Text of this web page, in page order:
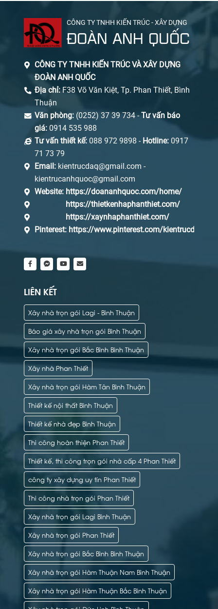
CÔNG TY TNHH KIẾN TRÚC - XÂY DỰNG
ĐOÀN ANH QUỐC
CÔNG TY TNHH KIẾN TRÚC VÀ XÂY DỰNG
ĐOÀN ANH QUỐC
Địa chỉ:F38 Võ Văn Kiệt, Tp. Phan Thiết, Bình
Thuận
Văn phòng: (0252) 37 39 734 -Tư vấn báo
giá: 0914 535 988
Tư vấn thiết kế: 088 972 9898 - Hotline: 0917
71 73 79
Email: kientrucdaq@gmail.com -
kientrucanhquoc@gmail.com
Website: https://doananhquoc.com/home/
https://thietkenhaphanthiet.com/
https://xaynhaphanthiet.com/
Pinterest: https://www.pinterest.com/kientrucdaq/
LIÊN KẾT
Xây nhà trọn gói Lagi - Bình Thuận
Báo giá xây nhà trọn gói Bình Thuận
Xây nhà trọn gói Bắc Bình Bình Thuận
Xây nhà Phan Thiết
Xây nhà trọn gói Hàm Tân Bình Thuận
Thiết kế nội thất Bình Thuận
Thiết kế nhà đẹp Bình Thuận
Thi công hoàn thiện Phan Thiết
Thiết kế, thi công trọn gói nhà cấp 4 Phan Thiết
công ty xây dựng uy tín Phan Thiết
Thi công nhà trọn gói Phan Thiết
Xây nhà trọn gói Lagi Bình Thuận
Xây nhà trọn gói Phan Thiết
Xây nhà trọn gói Bắc Bình Bình Thuận
Xây nhà trọn gói Hàm Thuận Nam Bình Thuận
Xây nhà trọn gói Hàm Thuận Bắc Bình Thuận